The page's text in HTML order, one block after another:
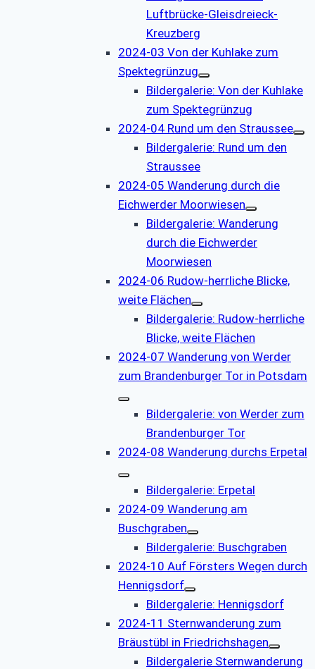
Luftbrücke-Gleisdreieck-
Kreuzberg
2024-03 Von der Kuhlake zum
Spektegrünzug
Bildergalerie: Von der Kuhlake
zum Spektegrünzug
2024-04 Rund um den Straussee
Bildergalerie: Rund um den
Straussee
2024-05 Wanderung durch die
Eichwerder Moorwiesen
Bildergalerie: Wanderung
durch die Eichwerder
Moorwiesen
2024-06 Rudow-herrliche Blicke,
weite Flächen
Bildergalerie: Rudow-herrliche
Blicke, weite Flächen
2024-07 Wanderung von Werder
zum Brandenburger Tor in Potsdam
Bildergalerie: von Werder zum
Brandenburger Tor
2024-08 Wanderung durchs Erpetal
Bildergalerie: Erpetal
2024-09 Wanderung am
Buschgraben
Bildergalerie: Buschgraben
2024-10 Auf Försters Wegen durch
Hennigsdorf
Bildergalerie: Hennigsdorf
2024-11 Sternwanderung zum
Bräustübl in Friedrichshagen
Bildergalerie Sternwanderung